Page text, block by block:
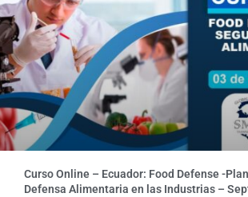
Curso Online – Ecuador: Food Defense -Plan
Defensa Alimentaria en las Industrias –